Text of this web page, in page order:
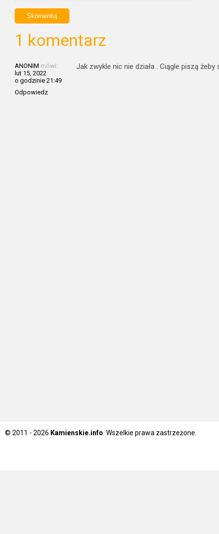
1 komentarz
ANONIM mówi:
lut 15, 2022
o godzinie 21:49
Odpowiedz
Jak zwykle nic nie działa . Ciągle piszą
© 2011 - 2026 Kamienskie.info . Wszelkie prawa zastrzeżone.